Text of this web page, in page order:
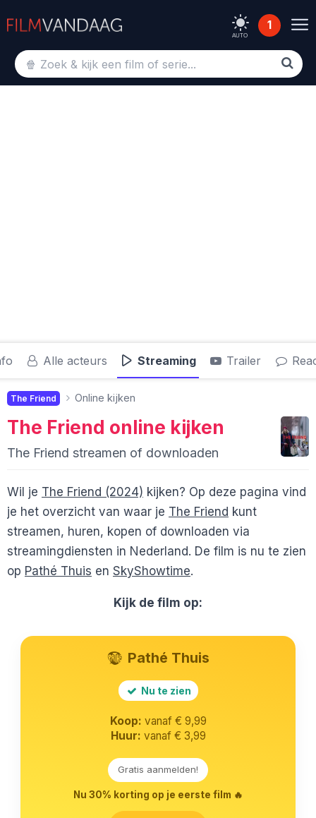
AUTO
1
Alle acteurs Streaming Trailer
The Friend Online kijken
The Friend online kijken
The Friend streamen of downloaden
Wil je The Friend (2024) kijken? Op deze pagina vind
je het overzicht van waar je The Friend kunt
streamen, huren, kopen of downloaden via
streamingdiensten in Nederland. De film is nu te zien
op Pathé Thuis en SkyShowtime.
Kijk de film op:
Pathé Thuis
Nu te zien
Koop: vanaf € 9,99
Huur: vanaf € 3,99
Gratis aanmelden!
Nu 30% korting op je eerste film 🔥